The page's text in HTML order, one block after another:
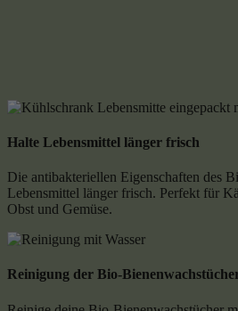
Halte Lebensmittel länger frisch
Die antibakteriellen Eigenschaften des
Lebensmittel länger frisch. Perfekt für
Obst und Gemüse.
Reinigung der Bio-